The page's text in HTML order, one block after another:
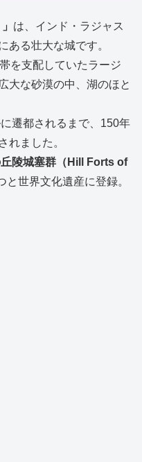
は、インド・ラジャス
ある壮大な城です。
を支配していたラージ
大な砂漠の中、湖のほと
遷都されるまで、150年
れました。
丘陵城塞群（Hill Forts of
と世界文化遺産に登録。